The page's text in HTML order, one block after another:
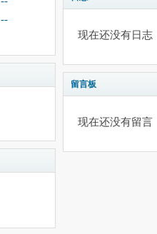
--
现在还没有日志
留言板
现在还没有留言